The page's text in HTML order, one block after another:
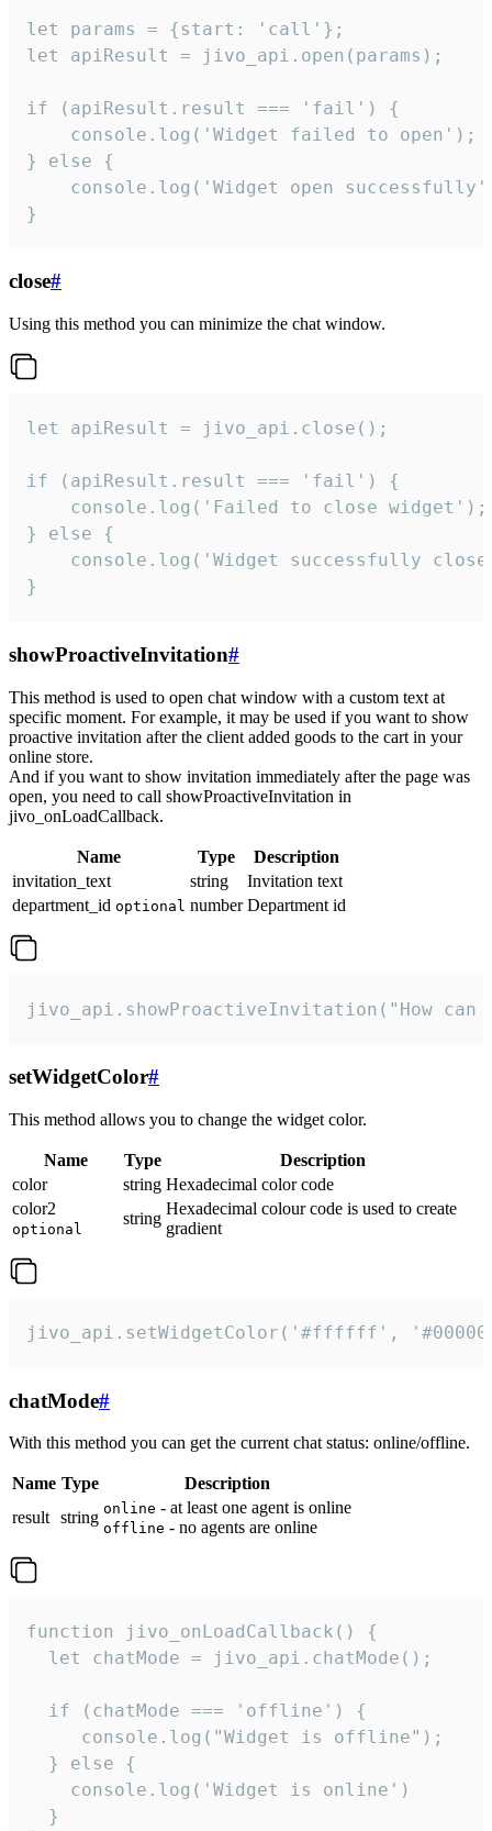
let params = {start: 'call'};
let apiResult = jivo_api.open(params);
if (apiResult.result === 'fail') {
    console.log('Widget failed to open');
} else {
console.log('Widget open
}
close#
Using this method you can minimize the chat window.
let apiResult = jivo_api.close();
if (apiResult.result === 'fail') {
    console.log('Failed to close widget');
} else {
console.log('Widget successfully
}
showProactiveInvitation#
This method is used to open chat window with a custom text at
specific moment. For example, it may be used if you want to show
proactive invitation after the client added goods to the cart in your
online store.
And if you want to show invitation immediately after the page was
open, you need to call showProactiveInvitation in
jivo_onLoadCallback.
Name Type
Description
invitation_text
string
Invitation text
department_id optional number Department id
jivo_api.showProactiveInvitation("How
setWidgetColor#
This method allows you to change the widget color.
Name Type
Description
color
string Hexadecimal color code
color2
optional
string
Hexadecimal colour code is used to create
gradient
jivo_api.setWidgetColor('#ffffff',
chatMode#
With this method you can get the current chat status: online/offline.
Name Type
Description
result string online - at least one agent is online
offline - no agents are online
function jivo_onLoadCallback() {
  let chatMode = jivo_api.chatMode();
  if (chatMode === 'offline') {
     console.log("Widget is offline");
  } else {
    console.log('Widget is online')
  }